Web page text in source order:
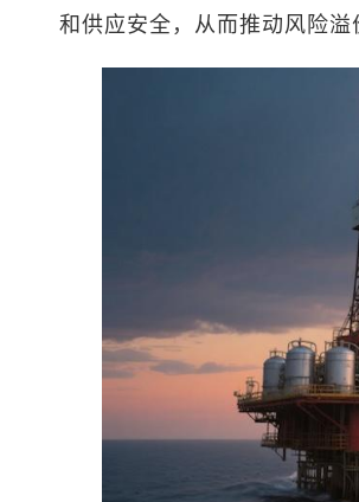
和供应安全，从而推动风险溢